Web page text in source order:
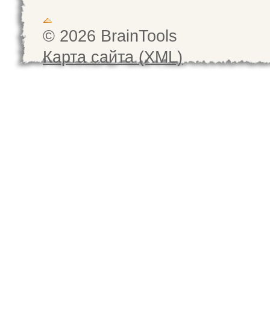
© 2026 BrainTools
Карта сайта (XML)